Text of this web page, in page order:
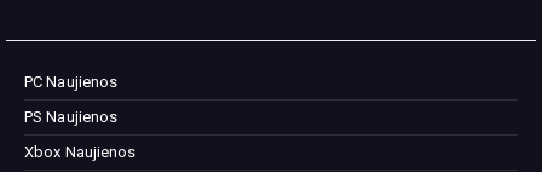
PC Naujienos
PS Naujienos
Xbox Naujienos